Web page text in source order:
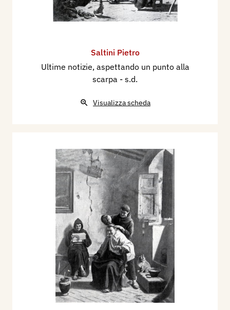
Saltini Pietro
Ultime notizie, aspettando un punto alla
scarpa - s.d.
Visualizza scheda